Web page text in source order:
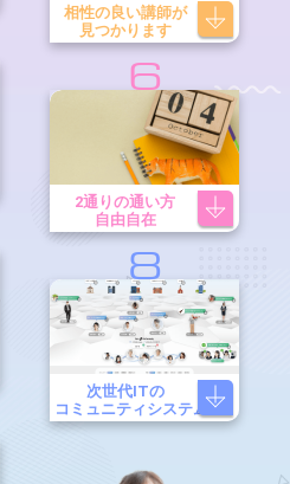
相性の良い講師が
見つかります
6
2通りの通い方
自由自在
8
次世代ITの
コミュニティシステム